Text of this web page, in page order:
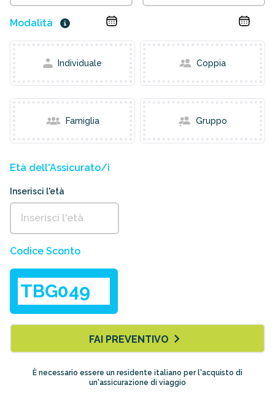
Modalità
Individuale Coppia
Famiglia Gruppo
Età dell'Assicurato/i
Inserisci l'età
Codice Sconto
FAI PREVENTIVO
È necessario essere un residente italiano per l'acquisto di
un'assicurazione di viaggio